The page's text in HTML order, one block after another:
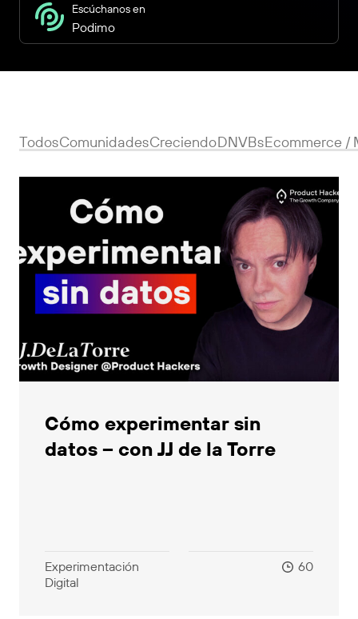
Escúchanos en
Podimo
TodosComunidadesCreciendoDNVBsEcommerce /
Cómo experimentar sin
datos – con JJ de la Torre
Experimentación
Digital
60